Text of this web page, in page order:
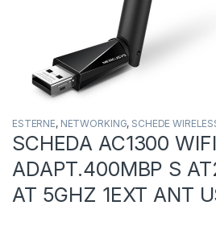
ESTERNE, NETWORKING, SCHEDE
SCHEDA AC1300
ADAPT.400MBP S
AT 5GHZ 1EXT ANT